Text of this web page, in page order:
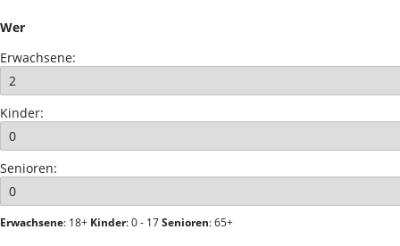
Wer
Erwachsene:
Kinder:
Senioren:
Erwachsene: 18+ Kinder: 0 - 17Senioren: 65+